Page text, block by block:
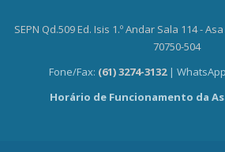
SEPN Qd.509 Ed. Isis 1.º Andar Sala 114 -
70750-504
Fone/Fax: (61) 3274-3132 |
Horário de Funcionamento da